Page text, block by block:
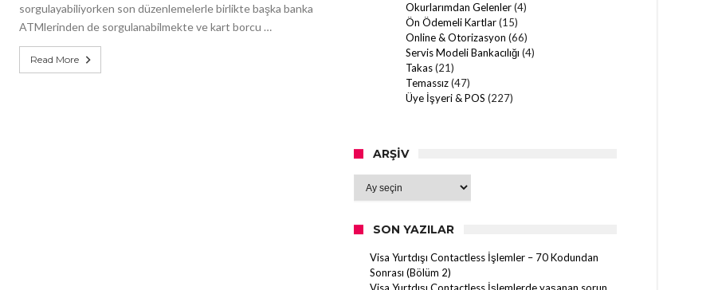
sorgulayabiliyorken son düzenlemelerle birlikte başka banka
ATMlerinden de sorgulanabilmekte ve kart borcu …
Read More
Okurlarımdan Gelenler(4)
Ön Ödemeli Kartlar(15)
Online & Otorizasyon (66)
Servis Modeli Bankacılığı (4)
Takas(21)
Temassız(47)
Üye İşyeri & POS (227)
ARŞIV
SON YAZILAR
Visa Yurtdışı Contactless İşlemler – 70 Kodundan
Sonrası (Bölüm 2)